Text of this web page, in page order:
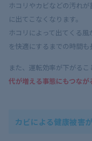
ホコリやカビなどの汚れ
に出てこなくなります。
ホコリによって出てくる
を快適にするまでの時間も
また、運転効率が下がるこ
代が増える事態にもつなが
カビによる健康被害